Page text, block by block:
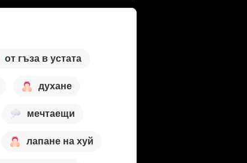
от гъза в устата
духане
мечтаещи
лапане на хуй